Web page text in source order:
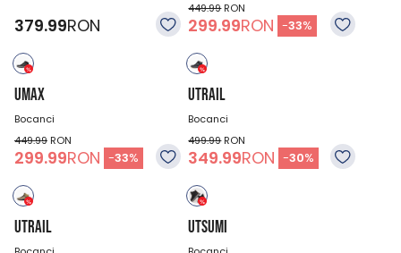
379.99RON
449.99RON
299.99RON -33%
UMAX
Bocanci
449.99 RON
299.99RON -33%
UTRAIL
Bocanci
499.99RON
349.99RON -30%
UTRAIL UTSUMI